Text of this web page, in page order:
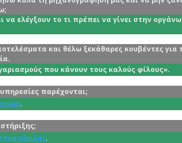
να ελέγξουν το τι πρέπει να γίνει στην
και θέλω ξεκάθαρες κουβέντες για
που κάνουν τους καλούς φίλους».
παρέχονται;
.
.